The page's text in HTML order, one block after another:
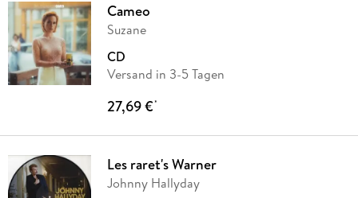
Cameo
Suzane
CD
Versand in 3-5 Tagen
27,69 €*
Les raret's Warner
Johnny Hallyday